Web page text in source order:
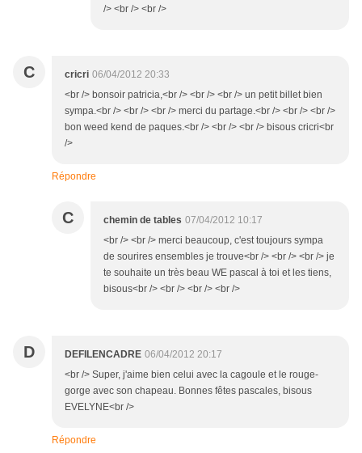
/> <br /> <br />
C cricri 06/04/2012 20:33
<br /> bonsoir patricia,<br /> <br /> <br /> un petit billet bien
sympa.<br /> <br /> <br /> merci du partage.<br /> <br /> <br />
bon weed kend de paques.<br /> <br /> <br /> bisous cricri<br
/>
Répondre
C chemin de tables 07/04/2012 10:17
<br /> <br /> merci beaucoup, c'est toujours sympa
de sourires ensembles je trouve<br /> <br /> <br /> je
te souhaite un très beau WE pascal à toi et les tiens,
bisous<br /> <br /> <br /> <br />
D DEFILENCADRE 06/04/2012 20:17
<br /> Super, j'aime bien celui avec la cagoule et le rouge-
gorge avec son chapeau. Bonnes fêtes pascales, bisous
EVELYNE<br />
Répondre